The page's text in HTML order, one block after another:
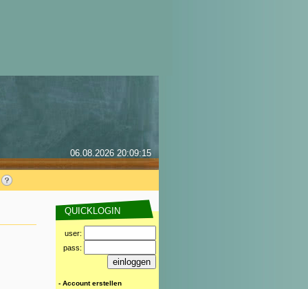
06.08.2026 20:09:15
QUICKLOGIN
user:
pass:
- Account erstellen